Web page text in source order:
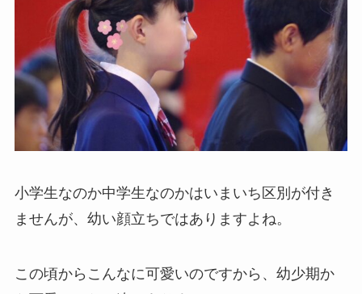
小学生なのか中学生なのかはいまいち区別が付き
ませんが、幼い顔立ちではありますよね。
この頃からこんなに可愛いのですから、幼少期か